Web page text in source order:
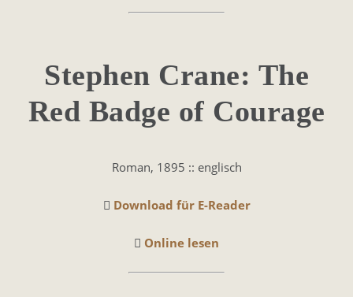
Ste­phen Crane: The
Red Badge of Courage
Roman, 1895 :: englisch
Download für E-Reader
Online lesen